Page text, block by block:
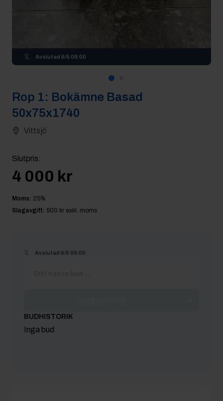
Avslutad 6/5 09:00
Rop 1: Bokämne Basad
50x75x1740
Vittsjö
Slutpris:
4 000 kr
Moms: 25%
Slagavgift: 500 kr exkl. moms
Avslutad 6/5 09:00
BUDHISTORIK
Inga bud